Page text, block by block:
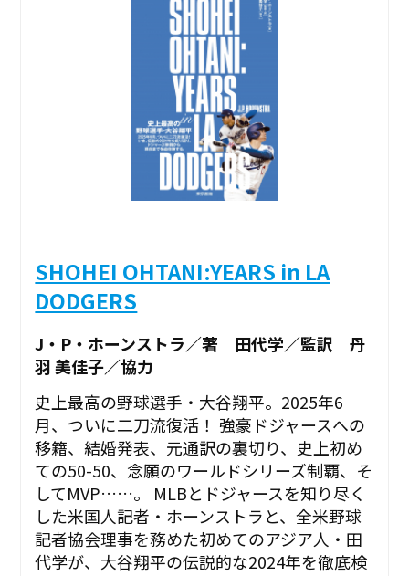
SHOHEI OHTANI:YEARS in LA
DODGERS
J・P・ホーンストラ／著 田代学／監訳 丹
羽 美佳子／協力
史上最高の野球選手・大谷翔平。2025年6
月、ついに二刀流復活！ 強豪ドジャースへの
移籍、結婚発表、元通訳の裏切り、史上初め
ての50-50、念願のワールドシリーズ制覇、そ
してMVP……。 MLBとドジャースを知り尽く
した米国人記者・ホーンストラと、全米野球
記者協会理事を務めた初めてのアジア人・田
代学が、大谷翔平の伝説的な2024年を徹底検